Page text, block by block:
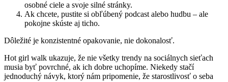
osobné ciele a svoje silné stránky.
Ak chcete, pustite si obľúbený podcast alebo hudbu – ale
pokojne skúste aj ticho.
Dôležité je konzistentné opakovanie, nie dokonalosť.
Hot girl walk ukazuje, že nie všetky trendy na sociálnych sieťach
musia byť povrchné, ak ich dobre uchopíme. Niekedy stačí
jednoduchý návyk, ktorý nám pripomenie, že starostlivosť o seba